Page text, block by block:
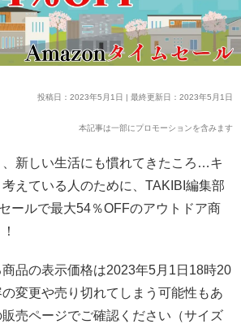
投稿日：2023年5月1日 | 最終更新日：2023年5月1日
本記事は一部にプロモーションを含みます
新しい生活にも慣れてきたころ…キ
えている人のために、TAKIBI編集部
ールで最大54％OFFのアウトドア商
品の表示価格は2023年5月1日18時20
変更や売り切れてしまう可能性もあ
売ページでご確認ください（サイズ